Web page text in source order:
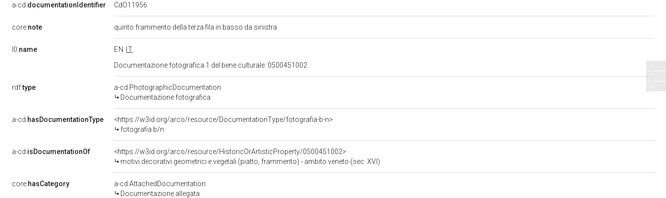
a-cd:documentationIdentifier CdO11956
core:note quinto frammento della terza fila in basso da sinistra
l0:name EN
IT
Documentazione fotografica 1 del bene culturale: 0500451002
rdf:type
a-cd:PhotographicDocumentation
Documentazione fotografica
a-cd:hasDocumentationType
<https://w3id.org/arco/resource/DocumentationType/fotografia-b-n>
fotografia b/n
a-cd:isDocumentationOf
<https://w3id.org/arco/resource/HistoricOrArtisticProperty/0500451002>
motivi decorativi geometrici e vegetali (piatto, frammento) - ambito veneto (sec. XVI)
core:hasCategory
a-cd:AttachedDocumentation
Documentazione allegata